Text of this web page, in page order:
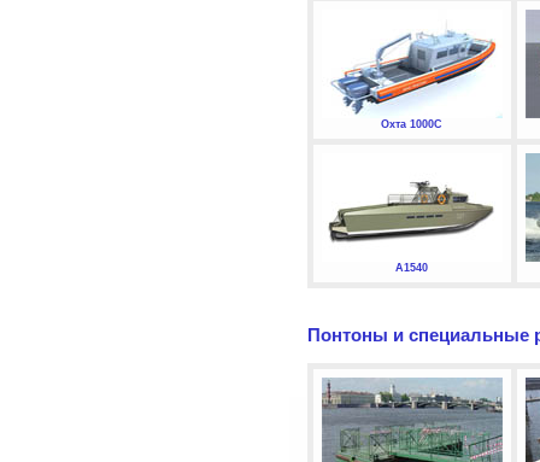
Охта 1000С
А1540
Понтоны и специальные